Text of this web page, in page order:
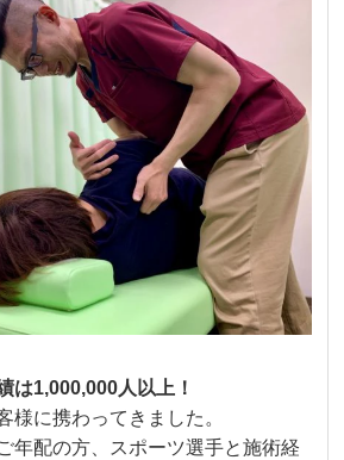
は1,000,000人以上！
様に携わってきました。
年配の方、スポーツ選手と施術経